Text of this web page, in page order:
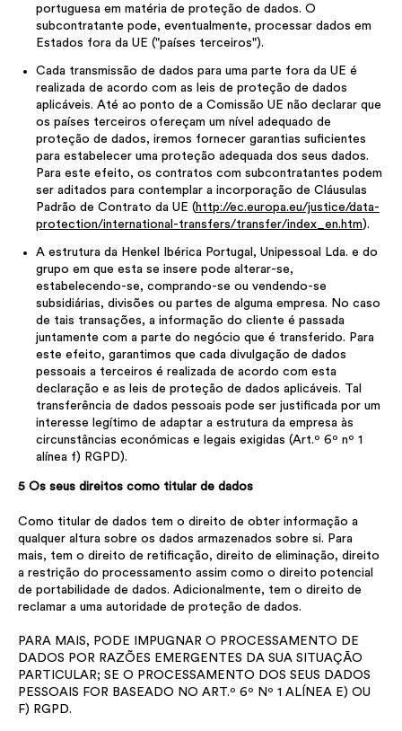
portuguesa em matéria de proteção de dados. O
subcontratante pode, eventualmente, processar dados em
Estados fora da UE ("países terceiros").
Cada transmissão de dados para uma parte fora da UE é
realizada de acordo com as leis de proteção de dados
aplicáveis. Até ao ponto de a Comissão UE não declarar que
os países terceiros ofereçam um nível adequado de
proteção de dados, iremos fornecer garantias suficientes
para estabelecer uma proteção adequada dos seus dados.
Para este efeito, os contratos com subcontratantes podem
ser aditados para contemplar a incorporação de Cláusulas
Padrão de Contrato da UE (http://ec.europa.eu/justice/data-
protection/international-transfers/transfer/index_en.htm).
A estrutura da Henkel Ibérica Portugal, Unipessoal Lda. e do
grupo em que esta se insere pode alterar-se,
estabelecendo-se, comprando-se ou vendendo-se
subsidiárias, divisões ou partes de alguma empresa. No caso
de tais transações, a informação do cliente é passada
juntamente com a parte do negócio que é transferido. Para
este efeito, garantimos que cada divulgação de dados
pessoais a terceiros é realizada de acordo com esta
declaração e as leis de proteção de dados aplicáveis. Tal
transferência de dados pessoais pode ser justificada por um
interesse legítimo de adaptar a estrutura da empresa às
circunstâncias económicas e legais exigidas (Art.º 6º nº 1
alínea f) RGPD).
5 Os seus direitos como titular de dados
Como titular de dados tem o direito de obter informação a
qualquer altura sobre os dados armazenados sobre si. Para
mais, tem o direito de retificação, direito de eliminação, direito
a restrição do processamento assim como o direito potencial
de portabilidade de dados. Adicionalmente, tem o direito de
reclamar a uma autoridade de proteção de dados.
PARA MAIS, PODE IMPUGNAR O PROCESSAMENTO DE
DADOS POR RAZÕES EMERGENTES DA SUA SITUAÇÃO
PARTICULAR; SE O PROCESSAMENTO DOS SEUS DADOS
PESSOAIS FOR BASEADO NO ART.º 6º Nº 1 ALÍNEA E) OU
F) RGPD.